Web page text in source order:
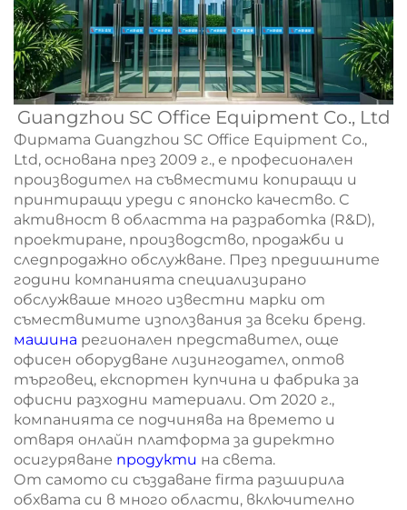
Guangzhou SC Office Equipment Co., Ltd
Фирмата Guangzhou SC Office Equipment Co.,
Ltd, основана през 2009 г., е професионален
производител на съвместими копиращи и
принтиращи уреди с японско качество. С
активност в областта на разработка (R&D),
проектиране, производство, продажби и
следпродажно обслужване. През предишните
години компанията специализирано
обслужваше много известни марки от
съмествимите използвания за всеки бренд.
машина регионален представител, още
офисен оборудване лизингодател, оптов
търговец, експортен купчина и фабрика за
офисни разходни материали. От 2020 г.,
компанията се подчинява на времето и
отваря онлайн платформа за директно
осигуряване продукти на света.
От самото си създаване firma разширила
обхвата си в много области, включително